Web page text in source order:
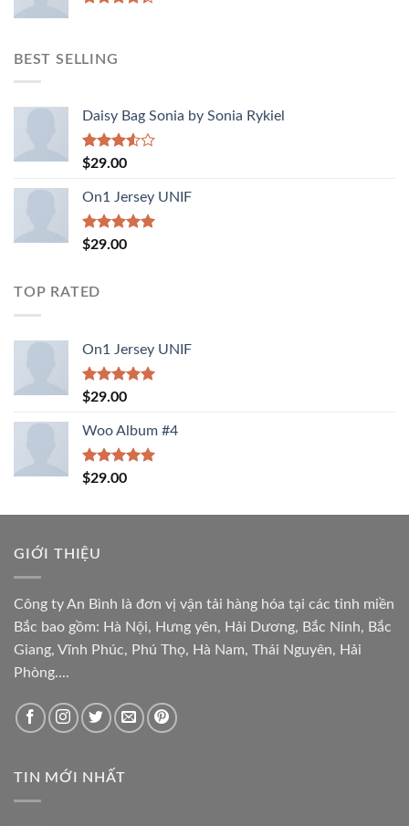
BEST SELLING
Daisy Bag Sonia by Sonia Rykiel
Rated
of 5
$29.00
On1 Jersey UNIF
Rated5.00
$29.00
TOP RATED
On1 Jersey UNIF
Rated5.00
$29.00
Woo Album #4
Rated5.00
$29.00
GIỚI THIỆU
Công ty An Bình là đơn vị vận tải hàng hóa tại các tỉnh miền
Bắc bao gồm: Hà Nội, Hưng yên, Hải Dương, Bắc Ninh, Bắc
Giang, Vĩnh Phúc, Phú Thọ, Hà Nam, Thái Nguyên, Hải
Phòng....
TIN MỚI NHẤT